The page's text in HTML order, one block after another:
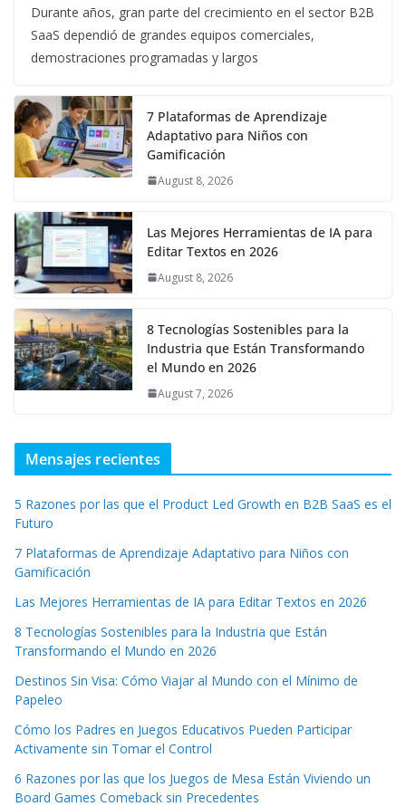
Durante años, gran parte del crecimiento en el sector B2B
SaaS dependió de grandes equipos comerciales,
demostraciones programadas y largos
7 Plataformas de Aprendizaje
Adaptativo para Niños con
Gamificación
August 8, 2026
Las Mejores Herramientas de IA para
Editar Textos en 2026
August 8, 2026
8 Tecnologías Sostenibles para la
Industria que Están Transformando
el Mundo en 2026
August 7, 2026
Mensajes recientes
5 Razones por las que el Product Led Growth en B2B SaaS es el
Futuro
7 Plataformas de Aprendizaje Adaptativo para Niños con
Gamificación
Las Mejores Herramientas de IA para Editar Textos en 2026
8 Tecnologías Sostenibles para la Industria que Están
Transformando el Mundo en 2026
Destinos Sin Visa: Cómo Viajar al Mundo con el Mínimo de
Papeleo
Cómo los Padres en Juegos Educativos Pueden Participar
Activamente sin Tomar el Control
6 Razones por las que los Juegos de Mesa Están Viviendo un
Board Games Comeback sin Precedentes